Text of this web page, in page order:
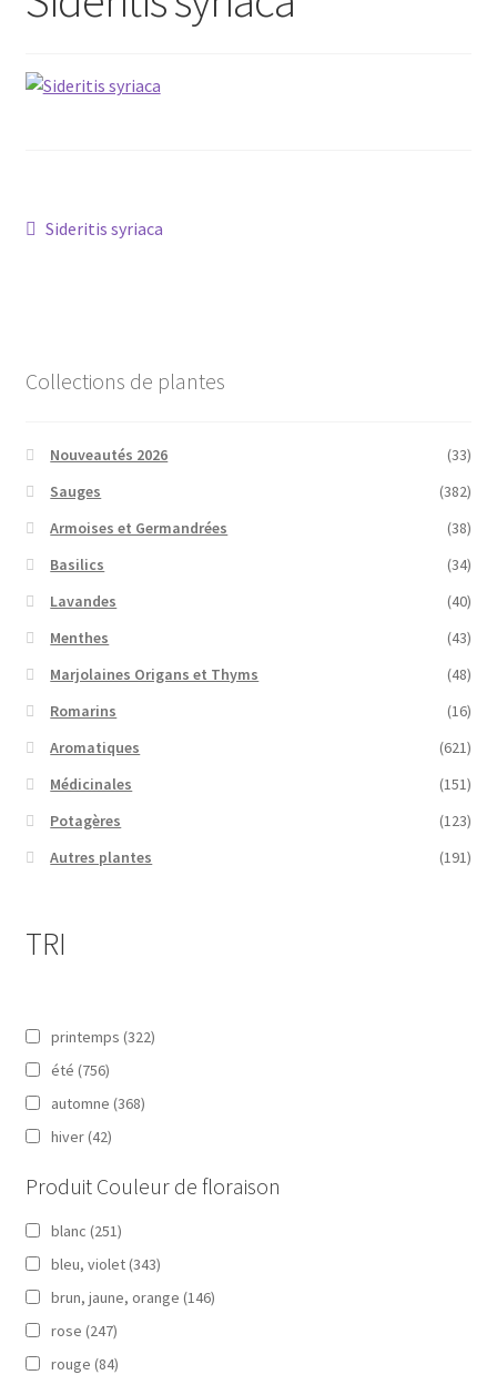
Avis GOOGLE
Navigation
Article
Sideritis syriaca
Collections de plantes
Nouveautés 2026
(33)
Sauges
(382)
Armoises et Germandrées
(38)
Basilics
(34)
Lavandes
(40)
Menthes
(43)
Marjolaines Origans et Thyms
(48)
Romarins
(16)
Aromatiques
(621)
Médicinales
(151)
Potagères
(123)
Autres plantes
(191)
TRI
printemps (322)
été (756)
automne (368)
hiver (42)
Produit Couleur de floraison
blanc (251)
bleu, violet (343)
brun, jaune, orange (146)
rose (247)
rouge (84)